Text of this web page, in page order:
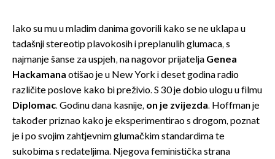
Iako su mu u mladim danima govorili kako se ne uklapa u
tadašnji stereotip plavokosih i preplanulih glumaca, s
najmanje šanse za uspjeh, na nagovor prijatelja Genea
Hackamana otišao je u New York i deset godina radio
različite poslove kako bi preživio. S 30 je dobio ulogu u filmu
Diplomac. Godinu dana kasnije, on je zvijezda. Hoffman je
također priznao kako je eksperimentirao s drogom, poznat
je i po svojim zahtjevnim glumačkim standardima te
sukobima s redateljima. Njegova feministička strana